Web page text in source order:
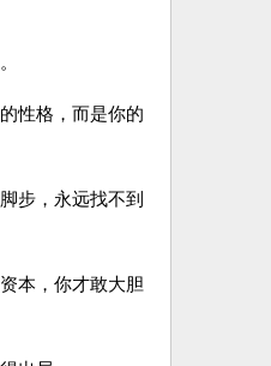
性格，而是你的
步，永远找不到
本，你才敢大胆